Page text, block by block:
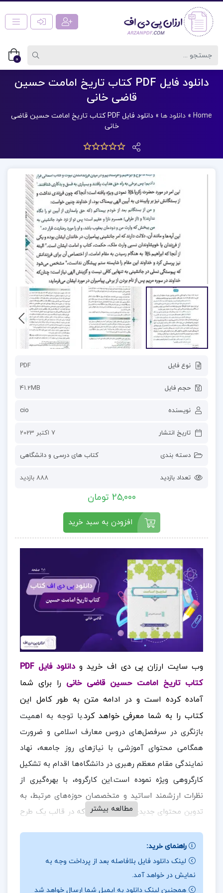
0
دانلود فایل PDF کتاب تاریخ امامت حسین
قاضی خانی
Home
» دانلود ها »
دانلود فایل PDF کتاب تاریخ امامت حسین قاضی
خانی
نوع فایل PDF
حجم فایل 41.2MB
نویسنده cio
تاریخ انتشار 7 اکتبر 2023
دسته بندی کتاب های درسی و دانشگاهی
تعداد بازدید 888 بازدید
25,000 تومان
افزودن به سبد خرید
وب سایت ارزان پی دی اف خرید و
دانلود فایل PDF
کتاب تاریخ امامت حسین قاضی خانی را برای شما
آماده کرده است و در ادامه متن به طور کامل این
کتاب را به شما معرفی خواهد کرد.با توجه به اهمیت
بازنگری در سرفصل‌های دروس معارف اسلامی و ضرورت
همگامی محتوای آموزشی با نیازهای روز جامعه، نهاد
نمایندگی مقام معظم رهبری در دانشگاه‌ها اقدام به تشکیل
کارگروهی ویژه نموده است.این کارگروه، با بهره‌گیری از
نظرات ارزشمند اساتید و متخصصان حوزه‌های مرتبط، به
تدوین محتوای جدیدی پرداخته است که در قالب یک طرح
دی افباشید.
نقد و بررسی کتاب تاریخ امامت حسین قاضی خانی:
مطالعه بیشتر
راهنمای خرید:
لینک دانلود فایل بلافاصله بعد از پرداخت وجه به
نمایش در خواهد آمد.
همچنین لینک دانلود به ایمیل شما ارسال خواهد شد